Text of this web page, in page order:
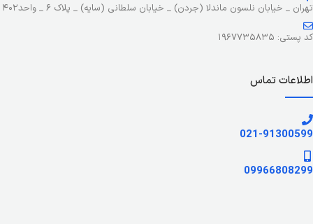
تهران _ خیابان نلسون ماندلا (جردن) _ خیابان سلطانی (سایه) _ پلاک ۶ _ واحد۴۰۲
کد پستی: ۱۹۶۷۷۳۵۸۳۵
اطلاعات تماس
021-91300599
09966808299